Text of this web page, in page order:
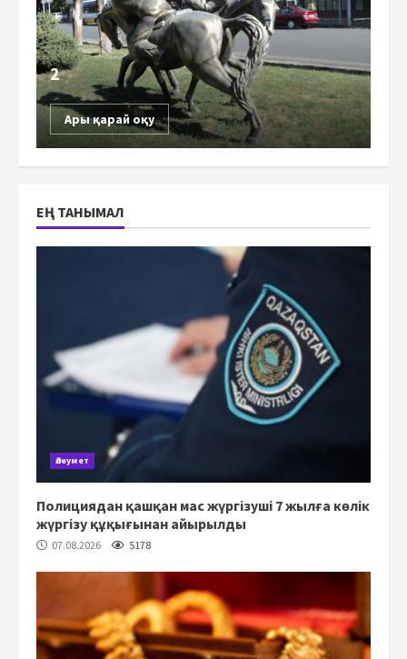
2
Ары қарай оқу
ЕҢ ТАНЫМАЛ
Әлеумет
Полициядан қашқан мас жүргізуші 7 жылға көлік
жүргізу құқығынан айырылды
07.08.2026 5178